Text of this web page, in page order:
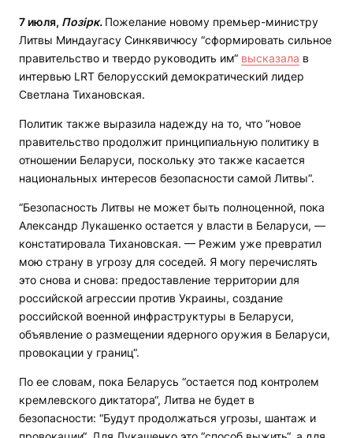
7 июля, Позірк. Пожелание новому премьер-министру
Литвы Миндаугасу Синкявичюсу “сформировать сильное
правительство и твердо руководить им“ высказала в
интервью LRT белорусский демократический лидер
Светлана Тихановская.
Политик также выразила надежду на то, что “новое
правительство продолжит принципиальную политику в
отношении Беларуси, поскольку это также касается
национальных интересов безопасности самой Литвы“.
“Безопасность Литвы не может быть полноценной, пока
Александр Лукашенко остается у власти в Беларуси, —
констатировала Тихановская. — Режим уже превратил
мою страну в угрозу для соседей. Я могу перечислять
это снова и снова: предоставление территории для
российской агрессии против Украины, создание
российской военной инфраструктуры в Беларуси,
объявление о размещении ядерного оружия в Беларуси,
провокации у границ“.
По ее словам, пока Беларусь “остается под контролем
кремлевского диктатора“, Литва не будет в
безопасности: “Будут продолжаться угрозы, шантаж и